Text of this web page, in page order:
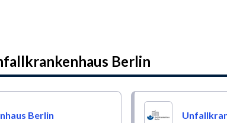
Berlin
Berlin